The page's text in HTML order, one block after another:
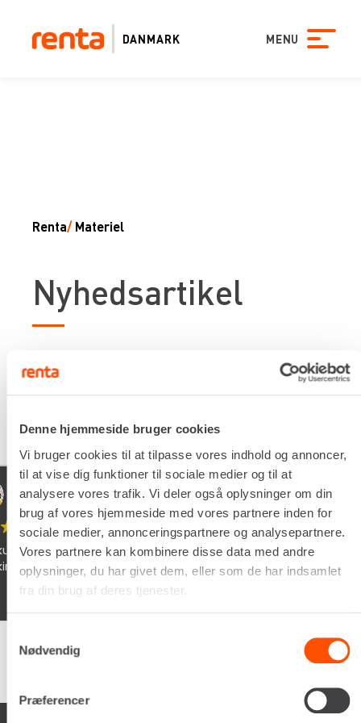
Denne hjemmeside bruger cookies
Vi bruger cookies til at tilpasse vores indhold og annoncer,
til at vise dig funktioner til sociale medier og til at
analysere vores trafik. Vi deler også oplysninger om din
brug af vores hjemmeside med vores partnere inden for
sociale medier, annonceringspartnere og analysepartnere.
Vores partnere kan kombinere disse data med andre
oplysninger, du har givet dem, eller som de har indsamlet
fra din brug af deres tjenester.
Nødvendig
Præferencer
DANMARK MENU
Renta/ Materiel
Nyhedsartikel
og søde chauffør som lever dine
xevo
05/02/
Schyssta
iallafall. Man